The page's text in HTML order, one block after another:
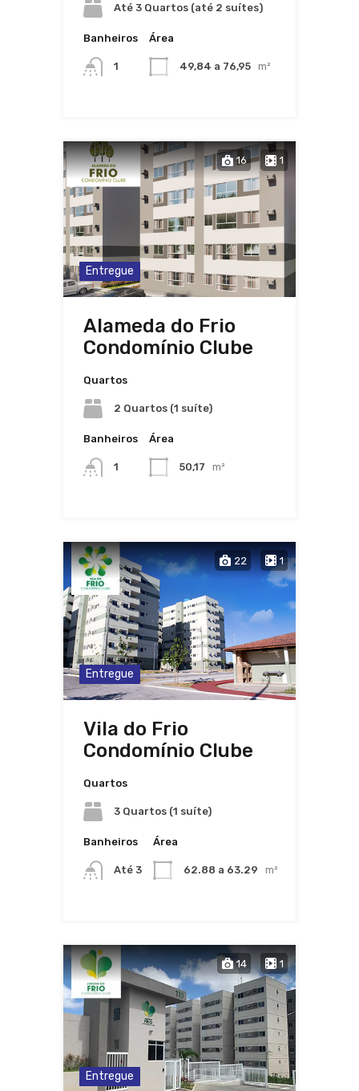
Até 3 Quartos (até 2 suítes)
Banheiros
1
Área
49,84 a 76,95 m²
16 1
Entregue
Alameda do Frio
Condomínio Clube
Quartos
2 Quartos (1 suíte)
Banheiros
1
Área
50,17 m²
22 1
Entregue
Vila do Frio
Condomínio Clube
Quartos
3 Quartos (1 suíte)
Banheiros
Até 3
Área
62.88 a 63.29 m²
14 1
Entregue